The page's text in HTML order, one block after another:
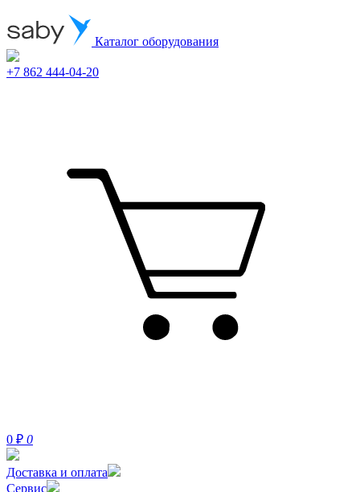
Каталог оборудования
+7 862 444-04-20
0 ₽ 0
Доставка и оплата
Сервис